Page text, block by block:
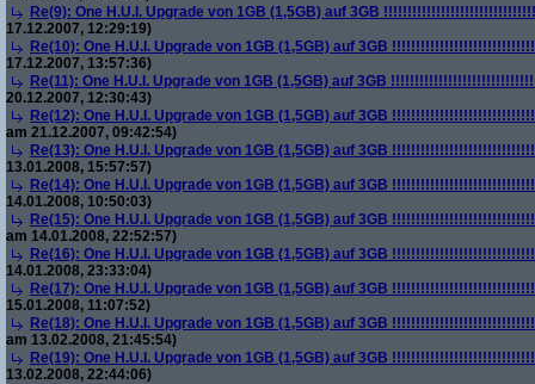
Re(9): One H.U.I. Upgrade von 1GB (1,5GB) auf 3GB
17.12.2007, 12:29:19)
Re(10): One H.U.I. Upgrade von 1GB (1,5GB) auf 3GB
17.12.2007, 13:57:36)
Re(11): One H.U.I. Upgrade von 1GB (1,5GB) auf 3GB
20.12.2007, 12:30:43)
Re(12): One H.U.I. Upgrade von 1GB (1,5GB) auf 3GB
am 21.12.2007, 09:42:54)
Re(13): One H.U.I. Upgrade von 1GB (1,5GB) auf 3GB
13.01.2008, 15:57:57)
Re(14): One H.U.I. Upgrade von 1GB (1,5GB) auf 3GB
14.01.2008, 10:50:03)
Re(15): One H.U.I. Upgrade von 1GB (1,5GB) auf 3GB
am 14.01.2008, 22:52:57)
Re(16): One H.U.I. Upgrade von 1GB (1,5GB) auf 3GB
14.01.2008, 23:33:04)
Re(17): One H.U.I. Upgrade von 1GB (1,5GB) auf 3GB
15.01.2008, 11:07:52)
Re(18): One H.U.I. Upgrade von 1GB (1,5GB) auf 3GB
am 13.02.2008, 21:45:54)
Re(19): One H.U.I. Upgrade von 1GB (1,5GB) auf 3GB
13.02.2008, 22:44:06)